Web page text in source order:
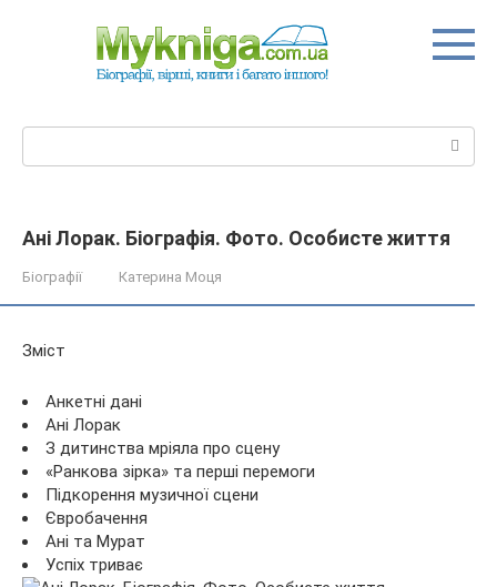
Ані Лорак. Біографія. Фото. Особисте життя
Біографії Катерина Моця
Зміст
Анкетні дані
Ані Лорак
З дитинства мріяла про сцену
«Ранкова зірка» та перші перемоги
Підкорення музичної сцени
Євробачення
Ані та Мурат
Успіх триває